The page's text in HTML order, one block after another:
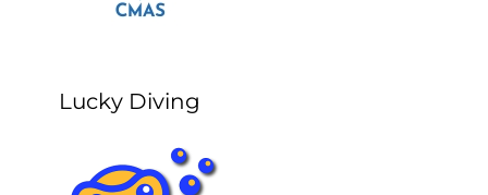
Lucky Diving